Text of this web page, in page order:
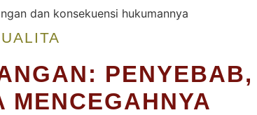
PENYEBAB,
MENCEGAHNYA